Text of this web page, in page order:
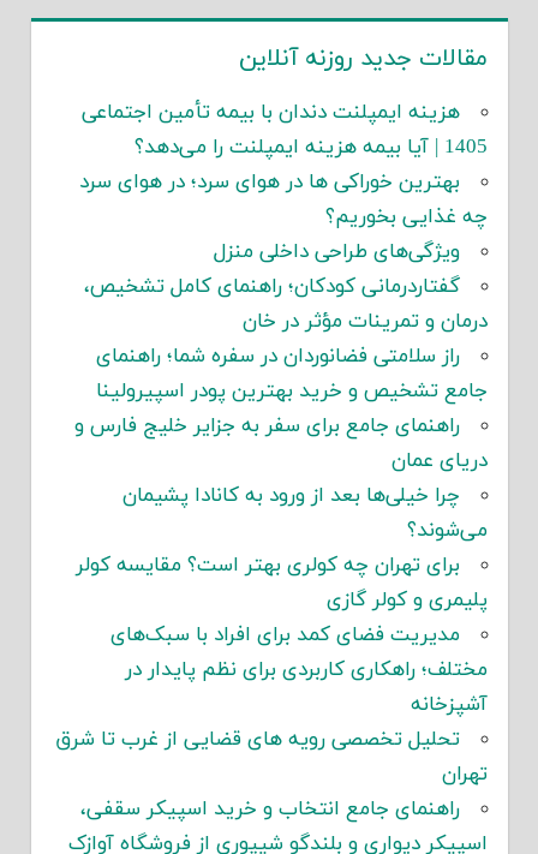
مقالات جدید روزنه آنلاین
هزینه ایمپلنت دندان با بیمه تأمین اجتماعی
1405 | آیا بیمه هزینه ایمپلنت را می‌دهد؟
بهترین خوراکی ها در هوای سرد؛ در هوای سرد
چه غذایی بخوریم؟
ویژگی‌های طراحی داخلی منزل
گفتاردرمانی کودکان؛ راهنمای کامل تشخیص،
درمان و تمرینات مؤثر در خان
راز سلامتی فضانوردان در سفره شما؛ راهنمای
جامع تشخیص و خرید بهترین پودر اسپیرولینا
راهنمای جامع برای سفر به جزایر خلیج فارس و
دریای عمان
چرا خیلی‌ها بعد از ورود به کانادا پشیمان
می‌شوند؟
برای تهران چه کولری بهتر است؟ مقایسه کولر
پلیمری و کولر گازی
مدیریت فضای کمد برای افراد با سبک‌های
مختلف؛ راهکاری کاربردی برای نظم پایدار در
آشپزخانه
تحلیل تخصصی رویه های قضایی از غرب تا شرق
تهران
راهنمای جامع انتخاب و خرید اسپیکر سقفی،
اسپیکر دیواری و بلندگو شیپوری از فروشگاه آوازک